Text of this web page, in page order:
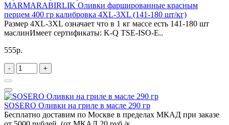
MARMARABIRLIK Оливки фаршированные красным
перцем 400 гр калибровка 4XL-3XL (141-180 шт/кг)
Размер 4XL-3XL означает что в 1 кг массе есть 141-180 шт
маслинИмеет сертификаты: K-Q TSE-ISO-E..
555р.
- +
SOSERO Оливки на гриле в масле 290 гр
Бесплатно доставим по Москве в пределах МКАД при заказе